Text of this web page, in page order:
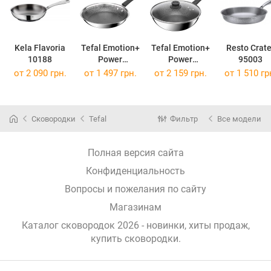
Kela Flavoria
10188
Tefal Emotion+
Power
E3410655
Tefal Emotion+
Power
E3411655
Resto
95003
от 2 090 грн. от 1 497 грн. от 2 159 грн. от 1 510
Сковородки Tefal Фильтр Все модели
Полная версия сайта
Конфиденциальность
Вопросы и пожелания по сайту
Магазинам
Каталог сковородок 2026 - новинки, хиты продаж,
купить сковородки.